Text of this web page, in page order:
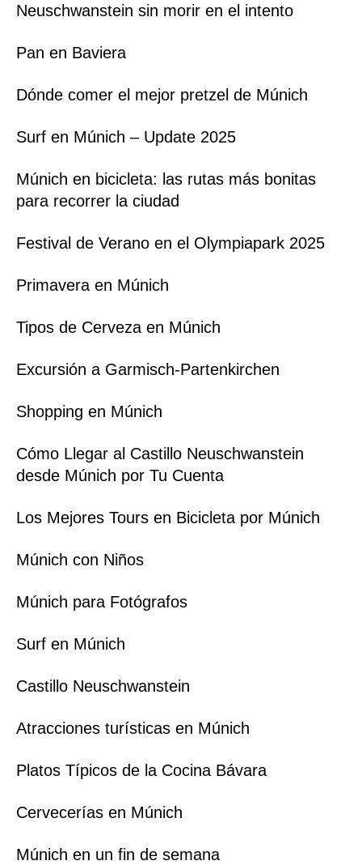
Neuschwanstein sin morir en el intento
Pan en Baviera
Dónde comer el mejor pretzel de Múnich
Surf en Múnich – Update 2025
Múnich en bicicleta: las rutas más bonitas
para recorrer la ciudad
Festival de Verano en el Olympiapark 2025
Primavera en Múnich
Tipos de Cerveza en Múnich
Excursión a Garmisch-Partenkirchen
Shopping en Múnich
Cómo Llegar al Castillo Neuschwanstein
desde Múnich por Tu Cuenta
Los Mejores Tours en Bicicleta por Múnich
Múnich con Niños
Múnich para Fotógrafos
Surf en Múnich
Castillo Neuschwanstein
Atracciones turísticas en Múnich
Platos Típicos de la Cocina Bávara
Cervecerías en Múnich
Múnich en un fin de semana